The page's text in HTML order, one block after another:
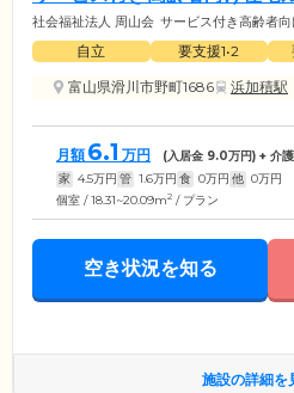
社会福祉法人 周山会 サービス付き高齢者
自立 要支援1•2
富山県滑川市野町1686
浜加積駅
月額 6.1 万円 (入居金 9.0万円) + 介
家 4.5万円 管 1.6万円 食 0万円 他 0万円
個室 / 18.31~20.09m2 / プラン
空き状況を知る
施設の詳細を